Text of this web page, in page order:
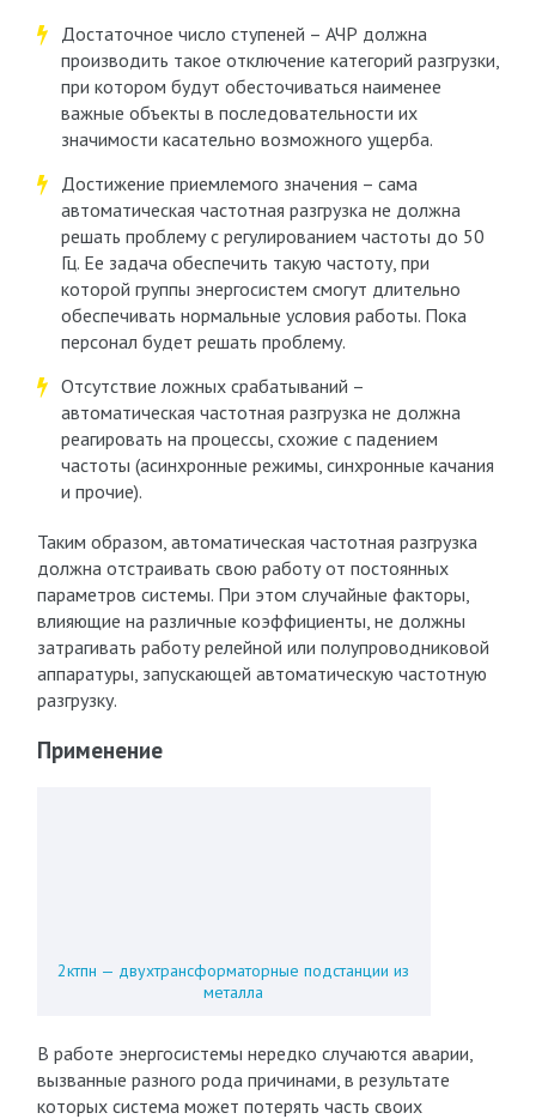
Достаточное число ступеней – АЧР должна
производить такое отключение категорий разгрузки,
при котором будут обесточиваться наименее
важные объекты в последовательности их
значимости касательно возможного ущерба.
Достижение приемлемого значения – сама
автоматическая частотная разгрузка не должна
решать проблему с регулированием частоты до 50
Гц. Ее задача обеспечить такую частоту, при
которой группы энергосистем смогут длительно
обеспечивать нормальные условия работы. Пока
персонал будет решать проблему.
Отсутствие ложных срабатываний –
автоматическая частотная разгрузка не должна
реагировать на процессы, схожие с падением
частоты (асинхронные режимы, синхронные качания
и прочие).
Таким образом, автоматическая частотная разгрузка
должна отстраивать свою работу от постоянных
параметров системы. При этом случайные факторы,
влияющие на различные коэффициенты, не должны
затрагивать работу релейной или полупроводниковой
аппаратуры, запускающей автоматическую частотную
разгрузку.
Применение
2ктпн — двухтрансформаторные подстанции из
металла
В работе энергосистемы нередко случаются аварии,
вызванные разного рода причинами, в результате
которых система может потерять часть своих